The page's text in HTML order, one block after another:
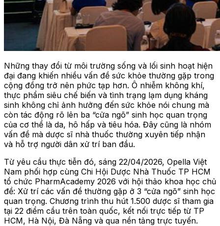
Những thay đổi từ môi trường sống và lối sinh hoạt hiện
đại đang khiến nhiều vấn đề sức khỏe thường gặp trong
cộng đồng trở nên phức tạp hơn. Ô nhiễm không khí,
thực phẩm siêu chế biến và tình trạng lạm dụng kháng
sinh không chỉ ảnh hưởng đến sức khỏe nói chung mà
còn tác động rõ lên ba “cửa ngõ” sinh học quan trọng
của cơ thể là da, hô hấp và tiêu hóa. Đây cũng là nhóm
vấn đề mà dược sĩ nhà thuốc thường xuyên tiếp nhận
và hỗ trợ người dân xử trí ban đầu.
Từ yêu cầu thực tiễn đó, sáng 22/04/2026, Opella Việt
Nam phối hợp cùng Chi Hội Dược Nhà Thuốc TP HCM
tổ chức PharmAcademy 2026 với hội thảo khoa học chủ
đề: Xử trí các vấn đề thường gặp ở 3 “cửa ngõ” sinh học
quan trọng. Chương trình thu hút 1.500 dược sĩ tham gia
tại 22 điểm cầu trên toàn quốc, kết nối trực tiếp từ TP
HCM, Hà Nội, Đà Nẵng và qua nền tảng trực tuyến.